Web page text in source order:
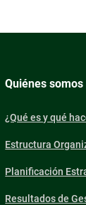
Quiénes somos
¿Qué es y qué
Estructura
Planificación
Resultados de